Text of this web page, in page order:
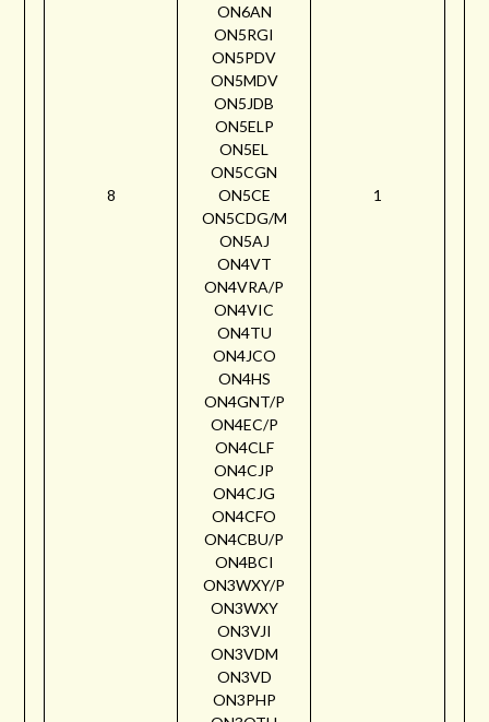
8
ON6AN
ON5RGI
ON5PDV
ON5MDV
ON5JDB
ON5ELP
ON5EL
ON5CGN
ON5CE
ON5CDG/M
ON5AJ
ON4VT
ON4VRA/P
ON4VIC
ON4TU
ON4JCO
ON4HS
ON4GNT/P
ON4EC/P
ON4CLF
ON4CJP
ON4CJG
ON4CFO
ON4CBU/P
ON4BCI
ON3WXY/P
ON3WXY
ON3VJI
ON3VDM
ON3VD
ON3PHP
1